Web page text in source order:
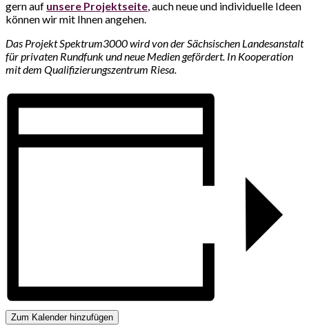
gern auf unsere Projektseite, auch neue und individuelle Ideen
können wir mit Ihnen angehen.
Das Projekt Spektrum3000 wird von der Sächsischen Landesanstalt
für privaten Rundfunk und neue Medien gefördert. In Kooperation
mit dem Qualifizierungszentrum Riesa.
Zum Kalender hinzufügen